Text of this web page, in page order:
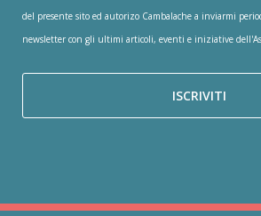
del presente sito ed autorizo Cambalache a inviarmi
newsletter con gli ultimi articoli, eventi e iniziative